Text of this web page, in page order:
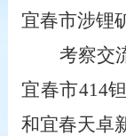
宜春市涉锂
考察交
宜春市414
和宜春天卓